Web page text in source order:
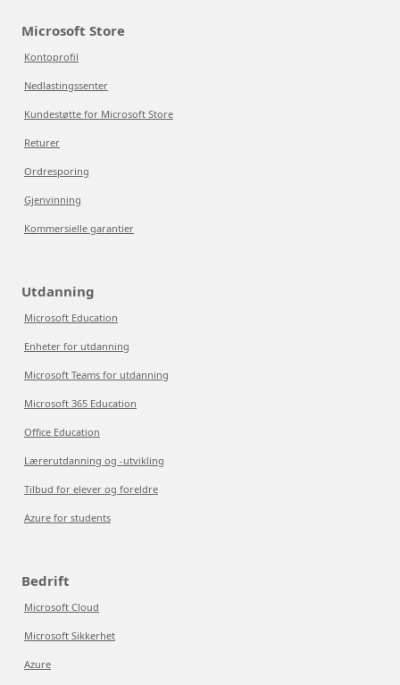
Microsoft Store
Kontoprofil
Nedlastingssenter
Kundestøtte for Microsoft Store
Returer
Ordresporing
Gjenvinning
Kommersielle garantier
Utdanning
Microsoft Education
Enheter for utdanning
Microsoft Teams for utdanning
Microsoft 365 Education
Office Education
Lærerutdanning og -utvikling
Tilbud for elever og foreldre
Azure for students
Bedrift
Microsoft Cloud
Microsoft Sikkerhet
Azure